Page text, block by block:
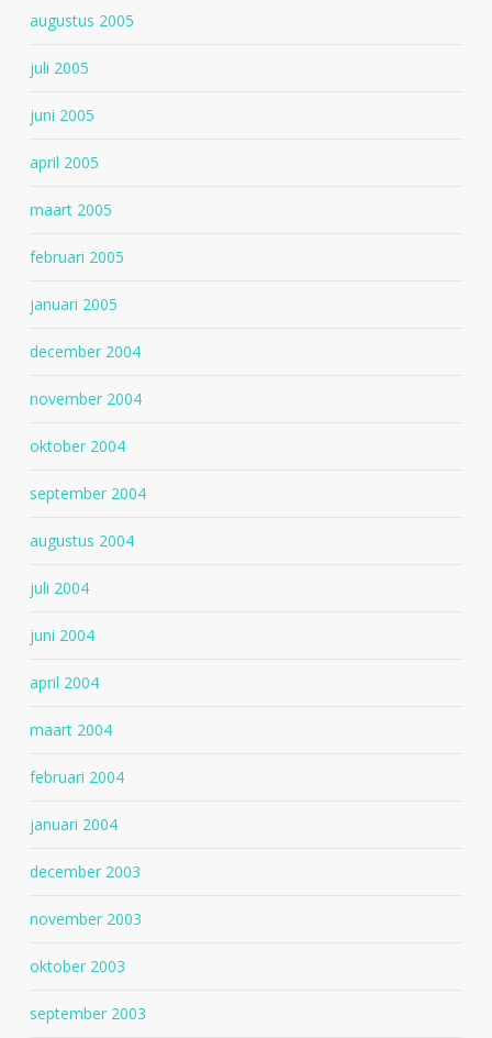
augustus 2005
juli 2005
juni 2005
april 2005
maart 2005
februari 2005
januari 2005
december 2004
november 2004
oktober 2004
september 2004
augustus 2004
juli 2004
juni 2004
april 2004
maart 2004
februari 2004
januari 2004
december 2003
november 2003
oktober 2003
september 2003